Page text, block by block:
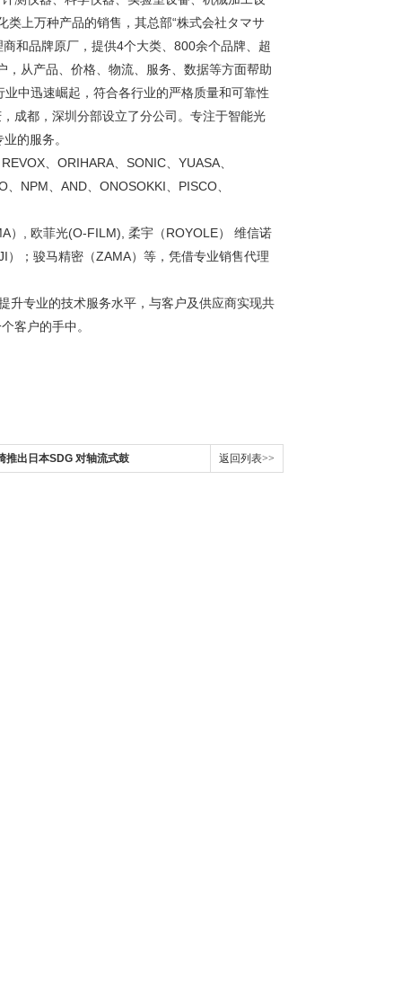
上万种产品的销售，其总部“株式会社タマサ
和品牌原厂，提供4个大类、800余个品牌、超
从产品、价格、物流、服务、数据等方面帮助
中迅速崛起，符合各行业的严格质量和可靠性
成都，深圳分部设立了分公司。专注于智能光
的服务。
、ORIHARA、SONIC、YUASA、
NPM、AND、ONOSOKKI、PISCO、
）, 欧菲光(O-FILM), 柔宇（ROYOLE） 维信诺
；骏马精密（ZAMA）等，凭借专业销售代理
升专业的技术服务水平，与客户及供应商实现共
客户的手中。
推出日本SDG 对轴流式鼓 返回列表>>